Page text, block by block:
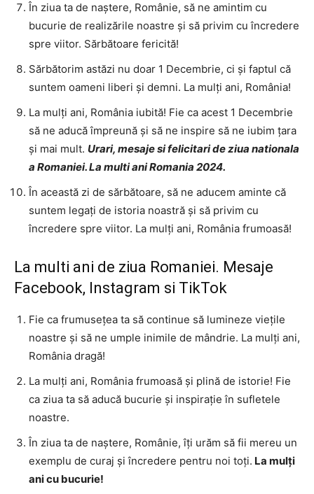
În ziua ta de naștere, Românie, să ne amintim cu
bucurie de realizările noastre și să privim cu încredere
spre viitor. Sărbătoare fericită!
Sărbătorim astăzi nu doar 1 Decembrie, ci și faptul că
suntem oameni liberi și demni. La mulți ani, România!
La mulți ani, România iubită! Fie ca acest 1 Decembrie
să ne aducă împreună și să ne inspire să ne iubim țara
și mai mult. Urari, mesaje si felicitari de ziua nationala
a Romaniei. La multi ani Romania 2024.
În această zi de sărbătoare, să ne aducem aminte că
suntem legați de istoria noastră și să privim cu
încredere spre viitor. La mulți ani, România frumoasă!
La multi ani de ziua Romaniei. Mesaje
Facebook, Instagram si TikTok
Fie ca frumusețea ta să continue să lumineze viețile
noastre și să ne umple inimile de mândrie. La mulți ani,
România dragă!
La mulți ani, România frumoasă și plină de istorie! Fie
ca ziua ta să aducă bucurie și inspirație în sufletele
noastre.
În ziua ta de naștere, Românie, îți urăm să fii mereu un
exemplu de curaj și încredere pentru noi toți. La mulți
ani cu bucurie!